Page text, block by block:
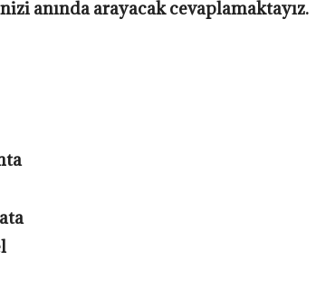
anında arayacak cevaplamaktayız.